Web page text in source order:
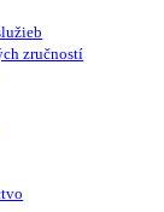
zručností